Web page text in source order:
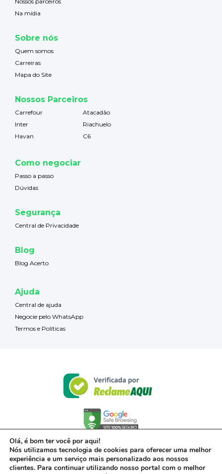
Na mídia
Sobre nós
Quem somos
Carreiras
Mapa do Site
Nossos Parceiros
Carrefour
Atacadão
Inter
Riachuelo
Havan
C6
Como negociar
Passo a passo
Dúvidas
Segurança
Central de Privacidade
Blog
Blog Acerto
Ajuda
Central de ajuda
Negocie pelo WhatsApp
Termos e Políticas
Olá, é bom ter você por aqui!
Nós utilizamos tecnologia de cookies para oferecer uma melhor
experiência e um serviço mais personalizado aos nossos
clientes. Para continuar utilizando nosso portal com o melhor